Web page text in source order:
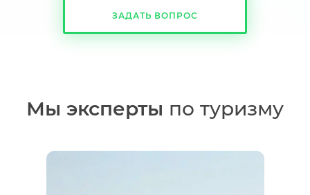
ЗАДАТЬ ВОПРОС
Мы эксперты по туризму